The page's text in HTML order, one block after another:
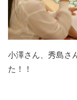
小澤さん、秀島さ
た！！